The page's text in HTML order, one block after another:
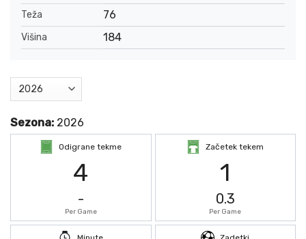
Teža 76
Višina 184
Sezona: 2026
Odigrane tekme
4
-
Per Game
Začetek tekem
1
0.3
Per Game